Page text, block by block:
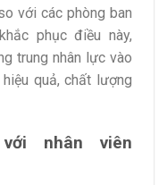
với các phòng ban
phục điều này,
trung nhân lực vào
quả, chất lượng
nhân viên